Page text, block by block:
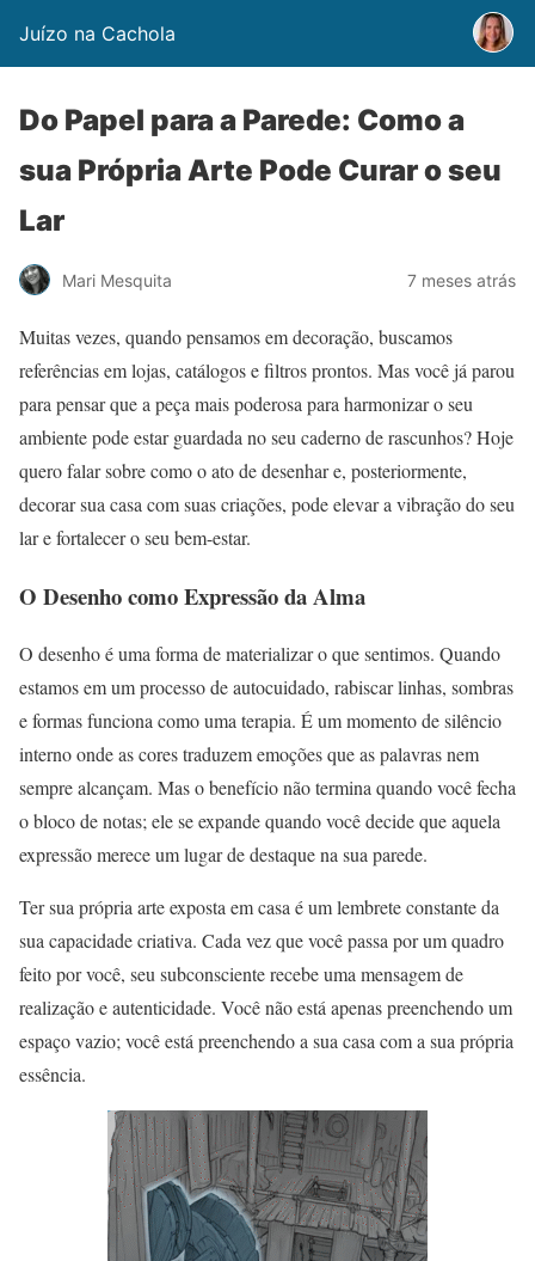
Juízo na Cachola
Do Papel para a Parede: Como a
sua Própria Arte Pode Curar o seu
Lar
Mari Mesquita 7 meses atrás
Muitas vezes, quando pensamos em decoração, buscamos
referências em lojas, catálogos e filtros prontos. Mas você já parou
para pensar que a peça mais poderosa para harmonizar o seu
ambiente pode estar guardada no seu caderno de rascunhos? Hoje
quero falar sobre como o ato de desenhar e, posteriormente,
decorar sua casa com suas criações, pode elevar a vibração do seu
lar e fortalecer o seu bem-estar.
O Desenho como Expressão da Alma
O desenho é uma forma de materializar o que sentimos. Quando
estamos em um processo de autocuidado, rabiscar linhas, sombras
e formas funciona como uma terapia. É um momento de silêncio
interno onde as cores traduzem emoções que as palavras nem
sempre alcançam. Mas o benefício não termina quando você fecha
o bloco de notas; ele se expande quando você decide que aquela
expressão merece um lugar de destaque na sua parede.
Ter sua própria arte exposta em casa é um lembrete constante da
sua capacidade criativa. Cada vez que você passa por um quadro
feito por você, seu subconsciente recebe uma mensagem de
realização e autenticidade. Você não está apenas preenchendo um
espaço vazio; você está preenchendo a sua casa com a sua própria
essência.